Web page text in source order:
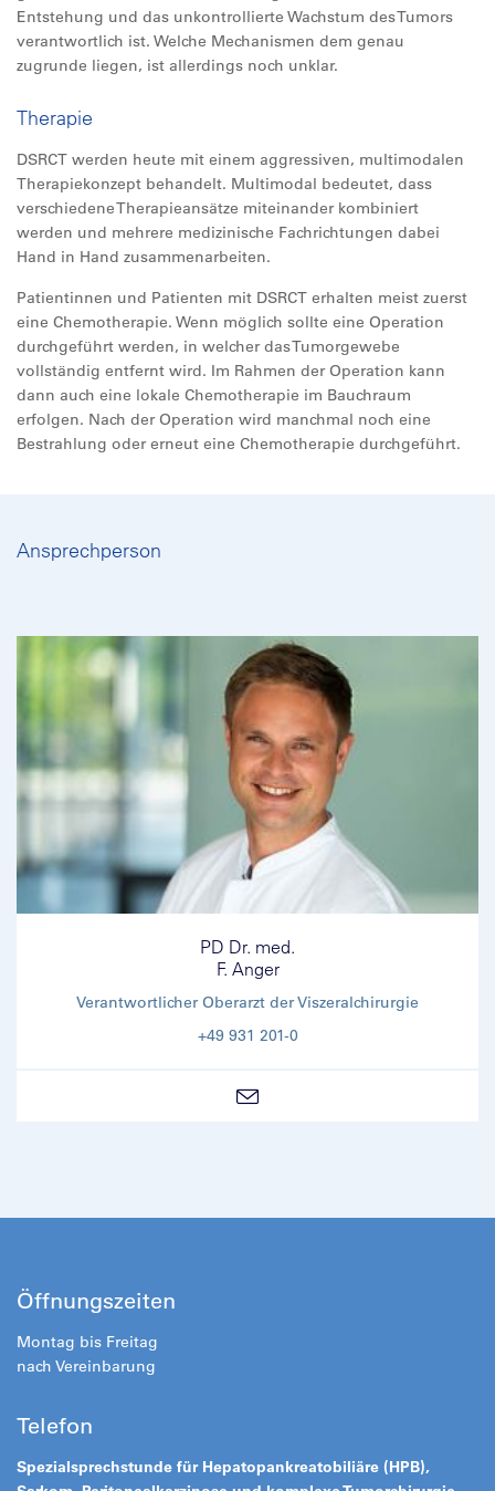
Entstehung und das unkontrollierte Wachstum des Tumors
verantwortlich ist. Welche Mechanismen dem genau
zugrunde liegen, ist allerdings noch unklar.
Therapie
DSRCT werden heute mit einem aggressiven, multimodalen
Therapiekonzept behandelt. Multimodal bedeutet, dass
verschiedene Therapieansätze miteinander kombiniert
werden und mehrere medizinische Fachrichtungen dabei
Hand in Hand zusammenarbeiten.
Patientinnen und Patienten mit DSRCT erhalten meist zuerst
eine Chemotherapie. Wenn möglich sollte eine Operation
durchgeführt werden, in welcher das Tumorgewebe
vollständig entfernt wird. Im Rahmen der Operation kann
dann auch eine lokale Chemotherapie im Bauchraum
erfolgen. Nach der Operation wird manchmal noch eine
Bestrahlung oder erneut eine Chemotherapie durchgeführt.
Ansprechperson
PD Dr. med.
F. Anger
Verantwortlicher Oberarzt der Viszeralchirurgie
+49 931 201-0
Öffnungszeiten
Montag bis Freitag
nach Vereinbarung
Telefon
Spezialsprechstunde für Hepatopankreatobiliäre (HPB),